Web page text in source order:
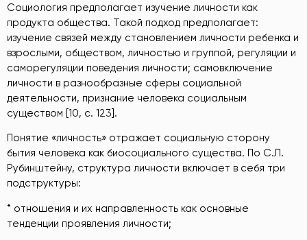
Социология предполагает изучение личности как
продукта общества. Такой подход предполагает:
изучение связей между становлением личности ребенка и
взрослыми, обществом, личностью и группой, регуляции и
саморегуляции поведения личности; самовключение
личности в разнообразные сферы социальной
деятельности, признание человека социальным
существом [10, с. 123].
Понятие «личность» отражает социальную сторону
бытия человека как биосоциального существа. По С.Л.
Рубинштейну, структура личности включает в себя три
подструктуры:
* отношения и их направленность как основные
тенденции проявления личности;